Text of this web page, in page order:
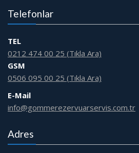
Telefonlar
TEL
0212 474 00 25 (Tıkla Ara)
GSM
0506 095 00 25 (Tıkla Ara)
E-Mail
info@gommerezervuarservis.com.tr
Adres